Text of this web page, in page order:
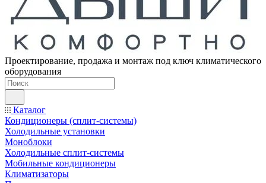
Проектирование, продажа и монтаж под ключ климатического
оборудования
Каталог
Кондиционеры (сплит-системы)
Холодильные установки
Моноблоки
Холодильные сплит-системы
Мобильные кондиционеры
Климатизаторы